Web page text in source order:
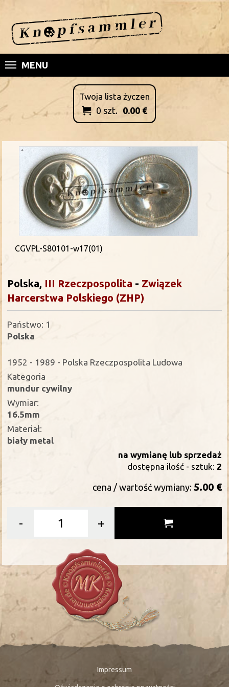
MENU
Twoja lista życzen
 0 szt. 0.00 €
CGVPL-S80101-w17(01)
Polska, III Rzeczpospolita - Związek
Harcerstwa Polskiego (ZHP)
Państwo: 1
Polska
1952 - 1989 - Polska Rzeczpospolita Ludowa
Kategoria
mundur cywilny
Wymiar:
16.5mm
Materiał:
biały metal
na wymianę lub sprzedaż
dostępna ilość - sztuk: 2
cena / wartość wymiany: 5.00 €
- +
Impressum